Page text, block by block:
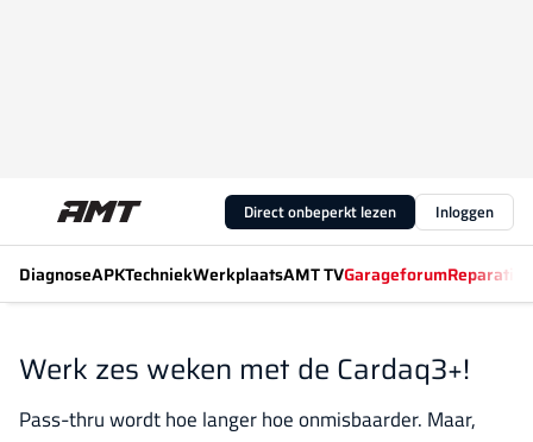
Direct onbeperkt lezen Inloggen
DiagnoseAPKTechniekWerkplaatsAMT TVGarageforum
Werk zes weken met de Cardaq3+!
Pass-thru wordt hoe langer hoe onmisbaarder. Maar,